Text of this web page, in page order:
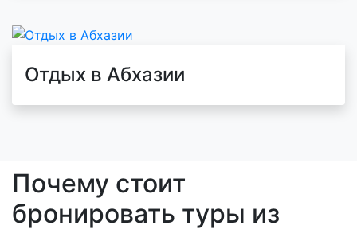
Отдых в Абхазии
Почему стоит
бронировать туры из